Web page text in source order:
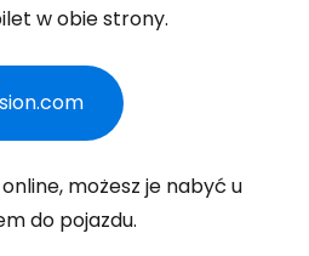
w obie strony.
możesz je nabyć u
do pojazdu.